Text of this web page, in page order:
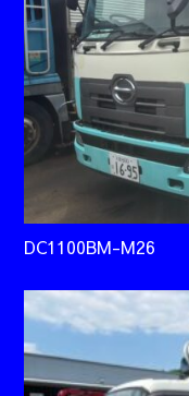
DC1100BM-M26